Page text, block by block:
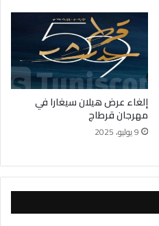
إلغاء عرض هيلان سيغارا في
مهرجان قرطاج
9 يوليو، 2025